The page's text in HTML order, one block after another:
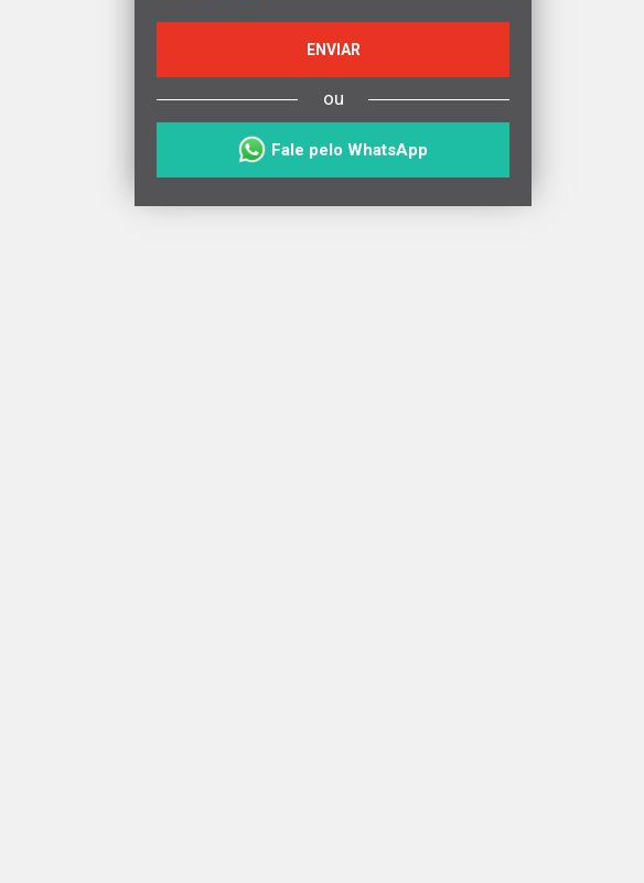
ENVIAR
ou
Fale pelo WhatsApp